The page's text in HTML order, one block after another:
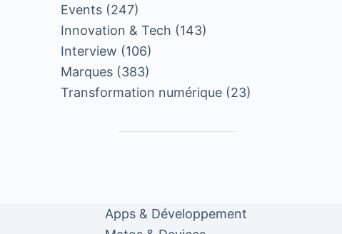
Events (247)
Innovation & Tech (143)
Interview (106)
Marques (383)
Transformation numérique (23)
Apps & Développement